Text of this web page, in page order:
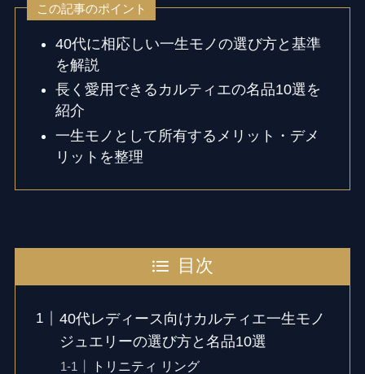
この記事のポイント
40代に相応しい一生モノの選び方と基準
を解説
長く愛用できるカルティエの名品10選を
紹介
一生モノとして所有するメリット・デメ
リットを整理
目次
40代レディース向けカルティエ一生モノ
ジュエリーの選び方と名品10選
トリニティ リング